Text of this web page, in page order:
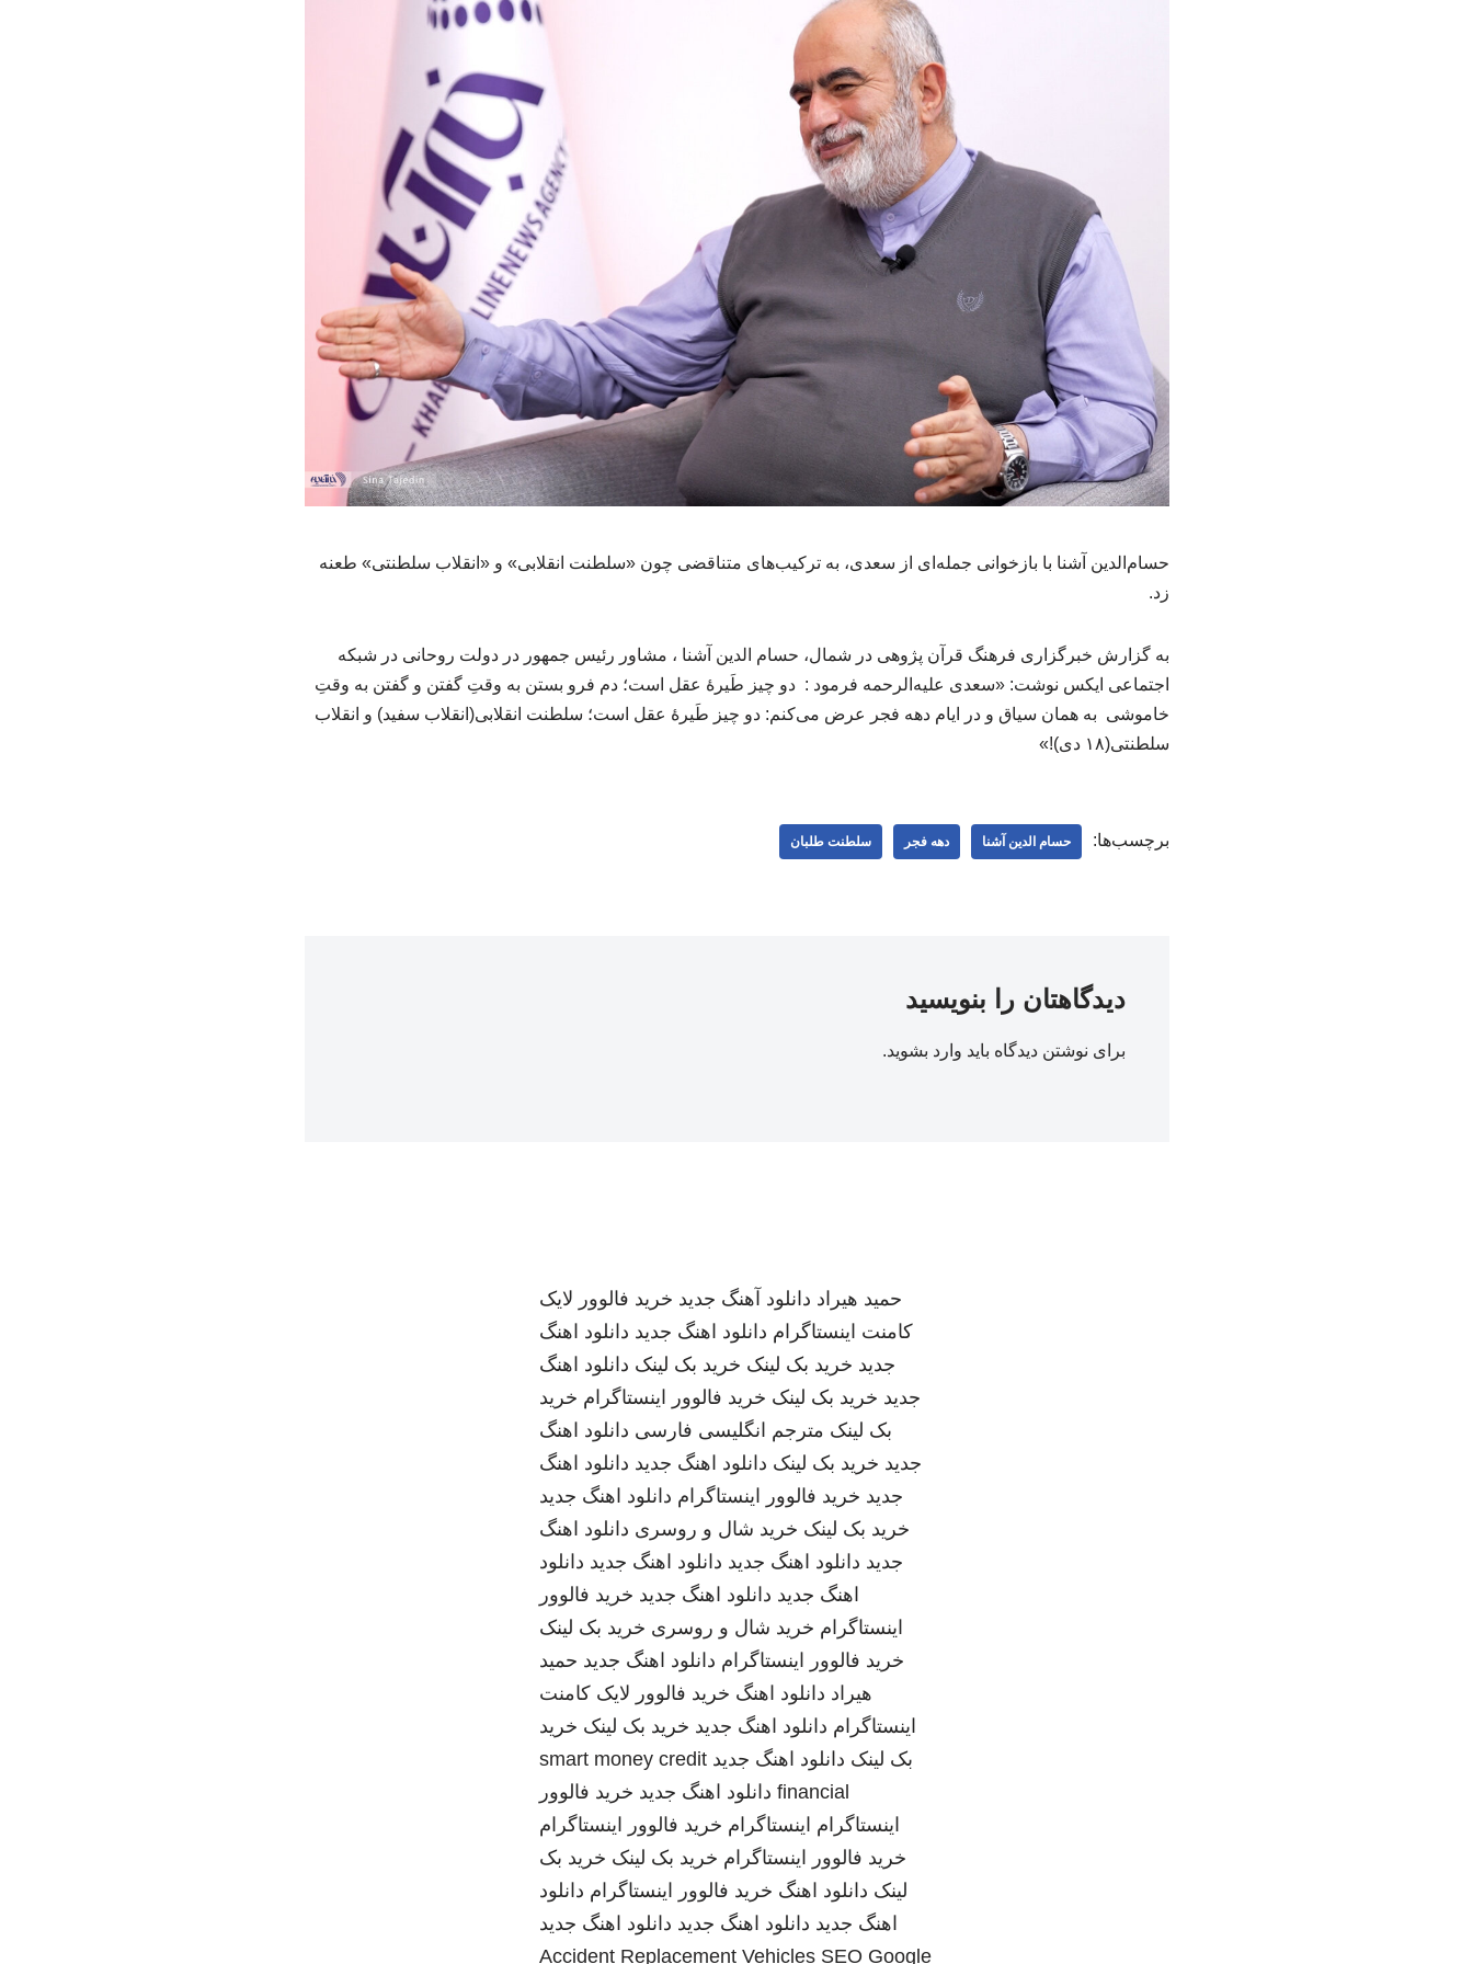
حسام‌الدین آشنا با بازخوانی جمله‌ای از سعدی، به ترکیب‌های متناقضی چون «سلطنت انقلابی» و «انقلاب سلطنتی» طعنه
زد.
به گزارش خبرگزاری فرهنگ قرآن پژوهی در شمال، حسام الدین آشنا ، مشاور رئیس جمهور در دولت روحانی در شبکه
اجتماعی ایکس نوشت: «سعدی علیه‌الرحمه فرمود : دو چیز طَیرهٔ عقل است؛ دم فرو بستن به وقتِ گفتن و گفتن به وقتِ
خاموشی به همان سیاق و در ایام دهه فجر عرض می‌کنم: دو چیز طَیرهٔ عقل است؛ سلطنت انقلابی(انقلاب سفید) و انقلاب
سلطنتی(۱۸ دی)!»
برچسب‌ها: حسام‌ الدین آشنا دهه فجر سلطنت طلبان
دیدگاهتان را بنویسید
برای نوشتن دیدگاه باید وارد بشوید.
حمید هیراد دانلود آهنگ جدید خرید فالوور لایک
کامنت اینستاگرام دانلود اهنگ جدید دانلود اهنگ
جدید خرید بک لینک خرید بک لینک دانلود اهنگ
جدید خرید بک لینک خرید فالوور اینستاگرام خرید
بک لینک مترجم انگلیسی فارسی دانلود اهنگ
جدید خرید بک لینک دانلود اهنگ جدید دانلود اهنگ
جدید خرید فالوور اینستاگرام دانلود اهنگ جدید
خرید بک لینک خرید شال و روسری دانلود اهنگ
جدید دانلود اهنگ جدید دانلود اهنگ جدید دانلود
اهنگ جدید دانلود اهنگ جدید خرید فالوور
اینستاگرام خرید شال و روسری خرید بک لینک
خرید فالوور اینستاگرام دانلود اهنگ جدید حمید
هیراد دانلود اهنگ خرید فالوور لایک کامنت
اینستاگرام دانلود اهنگ جدید خرید بک لینک خرید
بک لینک دانلود اهنگ جدید smart money credit
financial دانلود اهنگ جدید خرید فالوور
اینستاگرام اینستاگرام خرید فالوور اینستاگرام
خرید فالوور اینستاگرام خرید بک لینک خرید بک
لینک دانلود اهنگ خرید فالوور اینستاگرام دانلود
اهنگ جدید دانلود اهنگ جدید دانلود اهنگ جدید
Accident Replacement Vehicles SEO Google